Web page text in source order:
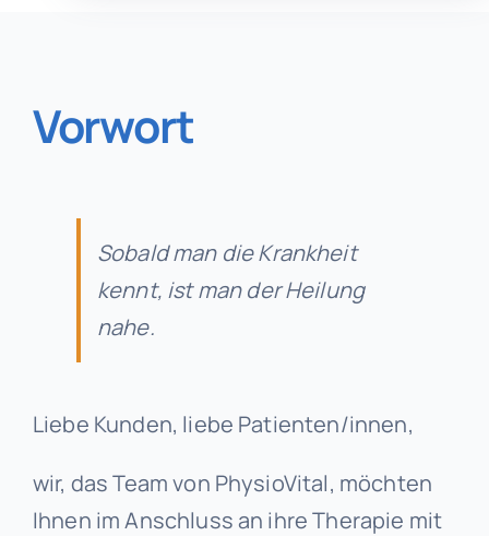
Vorwort
Sobald man die Krankheit
kennt, ist man der Heilung
nahe.
Liebe Kunden, liebe Patienten/innen,
wir, das Team von PhysioVital, möchten
Ihnen im Anschluss an ihre Therapie mit